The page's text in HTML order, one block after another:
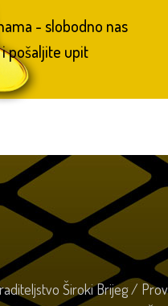
- slobodno nas
pošaljite upit
Široki Brijeg /